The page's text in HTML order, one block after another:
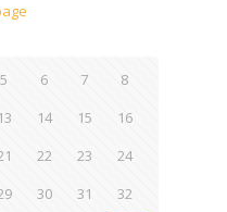
5 6 7
8
13 14 15
16
22 23
24
30 31
32